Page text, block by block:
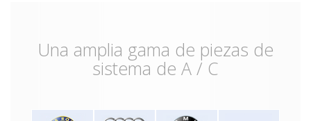
Una amplia gama de piezas de
sistema de A / C